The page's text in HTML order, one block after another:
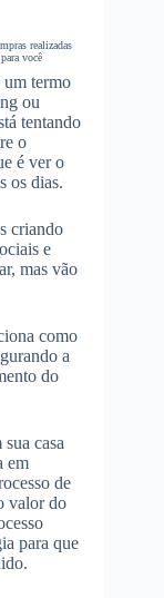
realizadas
você
um termo
ou
tentando
o
é ver o
os dias.
criando
e
mas vão
como
a
do
casa
em
de
valor do
para que